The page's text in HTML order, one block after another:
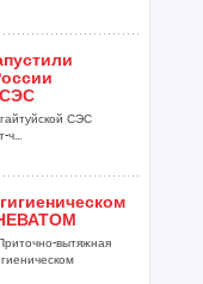
СЭС
СЭС
вытяжная